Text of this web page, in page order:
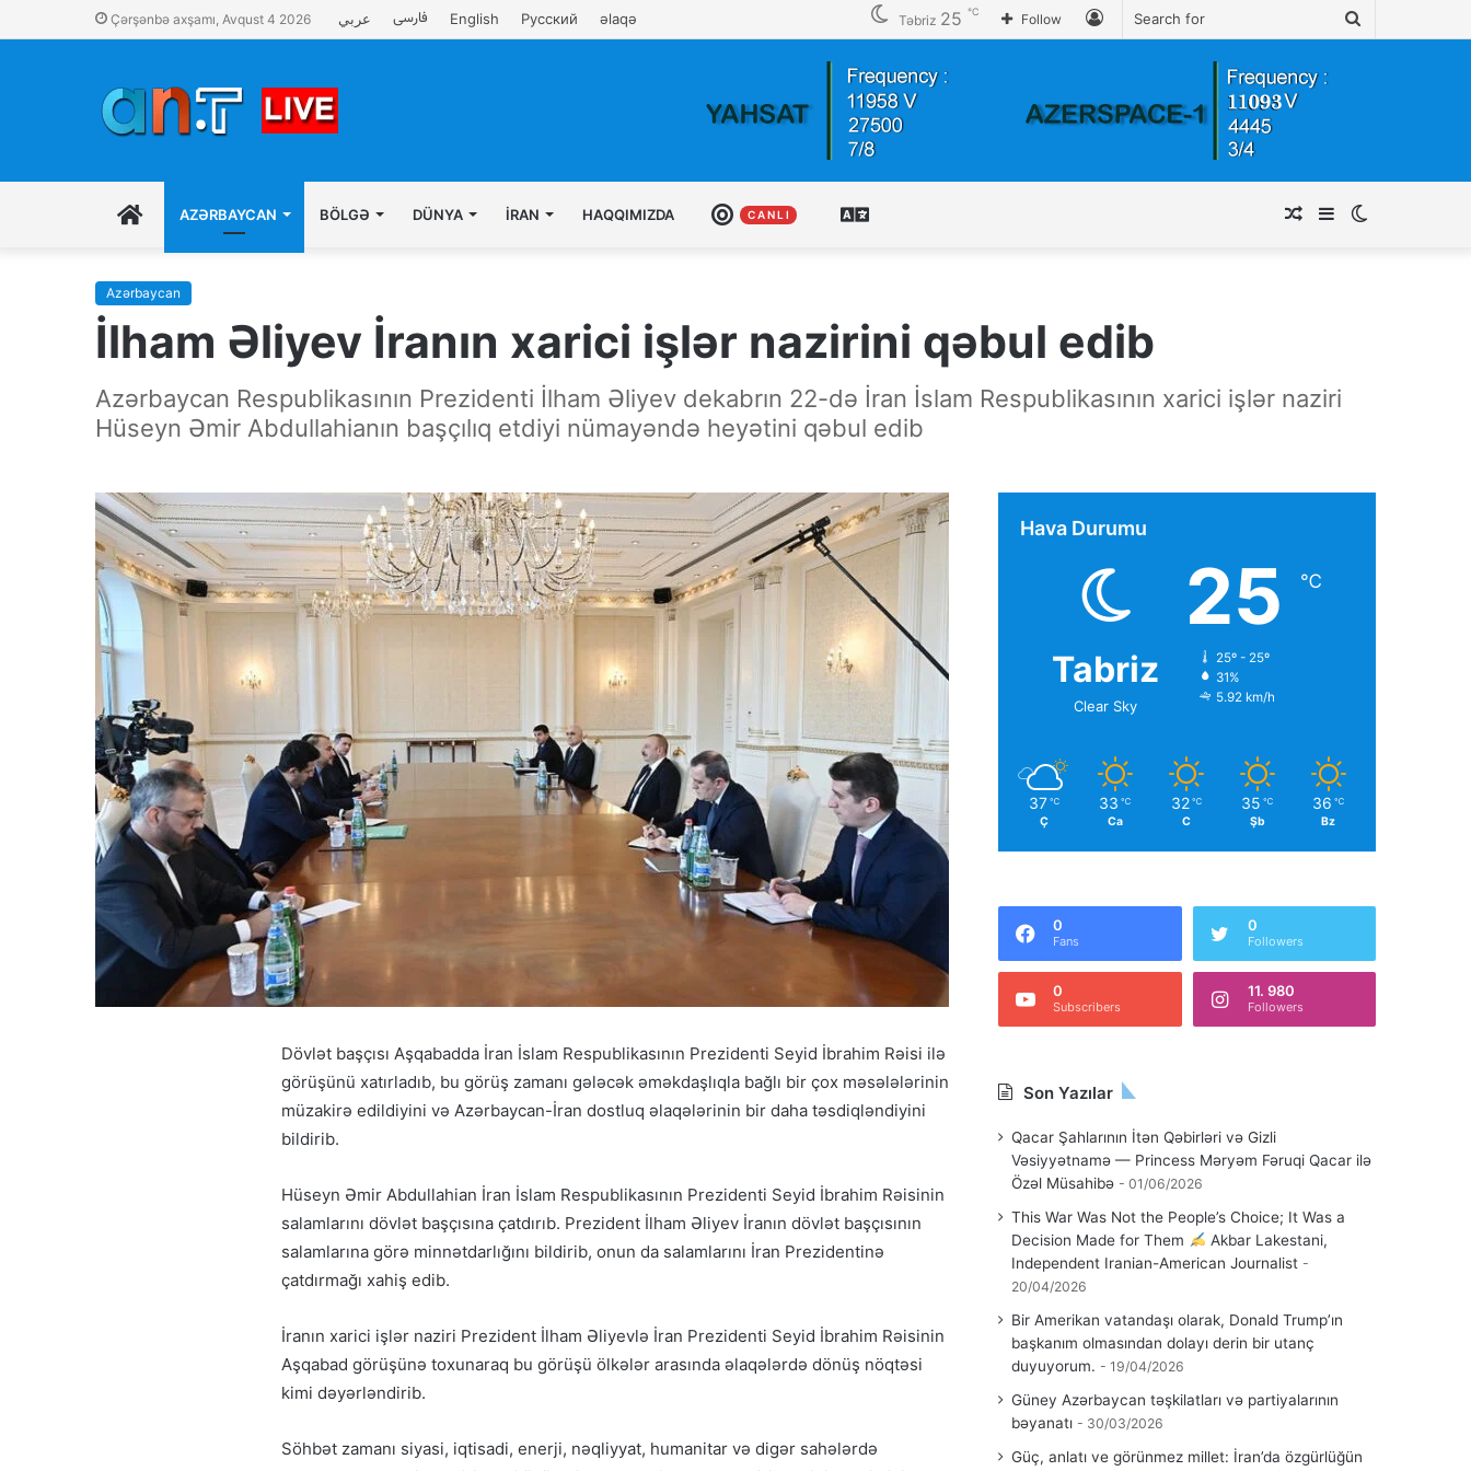
Çərşənbə axşamı, Avqust 4 2026 عربي فارسی English Русский əlaqə Follow
Təbriz 25 ℃
İLK
SƏHIFƏ
AZƏRBAYCAN BÖLGƏ DÜNYA İRAN HAQQIMIZDA CANLI
C A N L I Sidebar
Random
Azərbaycan
İlham Əliyev İranın xarici işlər nazirini qəbul edib
Azərbaycan Respublikasının Prezidenti İlham Əliyev dekabrın 22-də İran İslam Respublikasının xarici işlər naziri
Hüseyn Əmir Abdullahianın başçılıq etdiyi nümayəndə heyətini qəbul edib
Dövlət başçısı Aşqabadda İran İslam Respublikasının Prezidenti Seyid İbrahim Rəisi ilə
görüşünü xatırladıb, bu görüş zamanı gələcək əməkdaşlıqla bağlı bir çox məsələlərinin
müzakirə edildiyini və Azərbaycan-İran dostluq əlaqələrinin bir daha təsdiqləndiyini
bildirib.
Hüseyn Əmir Abdullahian İran İslam Respublikasının Prezidenti Seyid İbrahim Rəisinin
salamlarını dövlət başçısına çatdırıb. Prezident İlham Əliyev İranın dövlət başçısının
salamlarına görə minnətdarlığını bildirib, onun da salamlarını İran Prezidentinə
çatdırmağı xahiş edib.
İranın xarici işlər naziri Prezident İlham Əliyevlə İran Prezidenti Seyid İbrahim Rəisinin
Aşqabad görüşünə toxunaraq bu görüşü ölkələr arasında əlaqələrdə dönüş nöqtəsi
kimi dəyərləndirib.
Söhbət zamanı siyasi, iqtisadi, enerji, nəqliyyat, humanitar və digər sahələrdə
Hava Durumu
Tabriz
Clear Sky
25 ℃
25º - 25º
31%
5.92 km/h
37 ℃
Ç
33 ℃
Ca
32 ℃
C
35 ℃
Şb
36 ℃
Bz
0
Fans
0
Followers
0
Subscribers
11. 980
Followers
Son Yazılar
Qacar Şahlarının İtən Qəbirləri və Gizli
Vəsiyyətnamə — Princess Məryəm Fəruqi Qacar ilə
Özəl Müsahibə
01/06/2026
This War Was Not the People’s Choice; It Was a
Decision Made for Them
Akbar Lakestani,
Independent Iranian-American Journalist
20/04/2026
Bir Amerikan vatandaşı olarak, Donald Trump’ın
başkanım olmasından dolayı derin bir utanç
duyuyorum.
19/04/2026
Güney Azərbaycan təşkilatları və partiyalarının
bəyanatı
30/03/2026
Güç, anlatı ve görünmez millet: İran’da özgürlüğün